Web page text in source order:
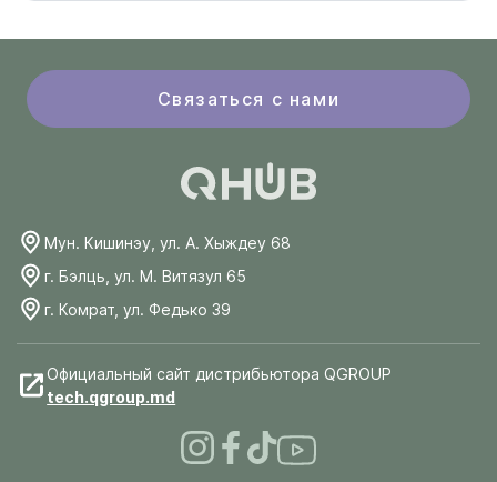
Связаться с нами
Мун. Кишинэу, ул. А. Хыждеу 68
г. Бэлць, ул. М. Витязул 65
г. Комрат, ул. Федько 39
Официальный сайт дистрибьютора QGROUP
tech.qgroup.md